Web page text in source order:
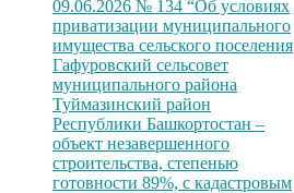
09.06.2026 № 134 “Об условиях
приватизации муниципального
имущества сельского поселения
Гафуровский сельсовет
муниципального района
Туймазинский район
Республики Башкортостан –
объект незавершенного
строительства, степенью
готовности 89%, с кадастровым